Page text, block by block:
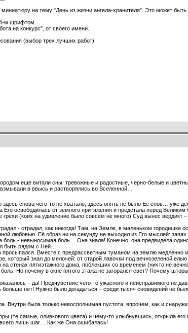
на тему "День из жизни ангела-хранителя". Это может
м шрифтом.
на конкурс", от своего имени.
(выбор трех лучших работ).
еще витали сны: тревожные и радостные, черно-белые и
в ввысь и растворялись во Вселенной…
снова чего-то не хватало, здесь опять не было Её снов… уже
освободилась от земного притяжения и предстала перед
(коих на удивление было совсем не много) Суд вынес вердикт
- страдал, как никогда! Там, на Земле, в маленьком городишке
любовью. Её образ ни на секунду не выходил из Его мыслей: запах
боль - невыносимая боль… Она знала! Конечно, она предвидела
быть рядом с Ней…
просыпался. Вместе с предрассветным туманом на землю медленно
который знал до мелочей: от старой лавочки под вечнозеленой
на стенах пятиэтажного дома, поблекших со временем (ничто не
Но почему в окне пятого этажа не загорался свет? Почему шторы
– да! Предчувствие чего-то ужасного и неисправимого не
нет! Нужно было догадаться – среди тысяч сновидений не
Внутри была только невосполнимая пустота, впрочем, как и
(те самые, оливкового цвета) и чему-то улыбнувшись, открыла его
лишь шаг… Как же Она ошибалась!